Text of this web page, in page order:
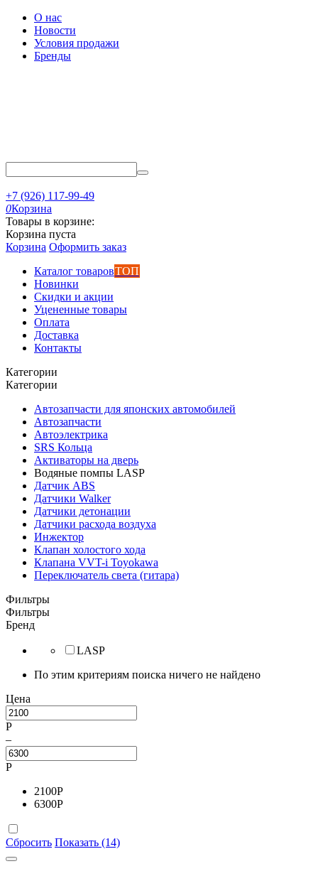
О нас
Новости
Условия продажи
Бренды
+7 (926) 117-99-49
0Корзина
Товары в корзине:
Корзина пуста
Корзина Оформить заказ
Каталог товаровТОП
Новинки
Скидки и акции
Уцененные товары
Оплата
Доставка
Контакты
Категории
Категории
Автозапчасти для японских автомобилей
Автозапчасти
Автоэлектрика
SRS Кольца
Активаторы на дверь
Водяные помпы LASP
Датчик ABS
Датчики Walker
Датчики детонации
Датчики расхода воздуха
Инжектор
Клапан холостого хода
Клапана VVT-i Toyokawa
Переключатель света (гитара)
Фильтры
Фильтры
Бренд
LASP
По этим критериям поиска ничего не найдено
Цена
Р
–
Р
2100Р
6300Р
Сбросить Показать (14)